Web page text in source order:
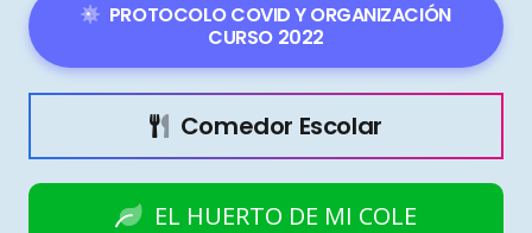
PROTOCOLO COVID Y ORGANIZACIÓN
CURSO 2022
Comedor Escolar
EL HUERTO DE MI COLE